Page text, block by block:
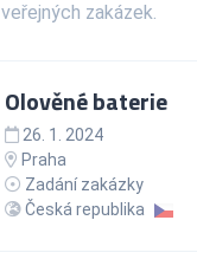
veřejných zakázek.
Olověné baterie
26. 1. 2024
Praha
Zadání zakázky
Česká republika